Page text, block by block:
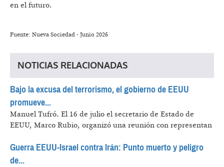
en el futuro.
Fuente: Nueva Sociedad - Junio 2026
NOTICIAS RELACIONADAS
Bajo la excusa del terrorismo, el gobierno de EEUU
promueve...
Manuel Tufró. El 16 de julio el secretario de Estado de
EEUU, Marco Rubio, organizó una reunión con representan
Guerra EEUU-Israel contra Irán: Punto muerto y peligro
de...